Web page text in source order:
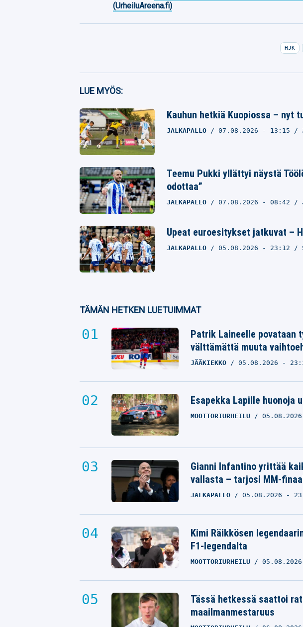
(UrheiluAreena.fi)
Facebook
Twitter
Whatsapp
HJK
LUE MYÖS:
Kauhun hetkiä Kuopiossa – nyt
JALKAPALLO 07.08.2026 - 13:15
Teemu Pukki yllättyi näystä
odottaa”
JALKAPALLO 07.08.2026 - 08:42
Upeat euroesitykset jatkuvat –
JALKAPALLO 05.08.2026 - 23:12
TÄMÄN HETKEN LUETUIMMAT
Patrik Laineelle povataan
välttämättä muuta
JÄÄKIEKKO 05.08.2026 -
Esapekka Lapille huonoja
MOOTTORIURHEILU 05.08.2026
Gianni Infantino yrittää
vallasta – tarjosi MM-
JALKAPALLO 05.08.2026 -
Kimi Räikkösen
F1-legendalta
MOOTTORIURHEILU 05.08.2026
Tässä hetkessä saattoi
maailmanmestaruus